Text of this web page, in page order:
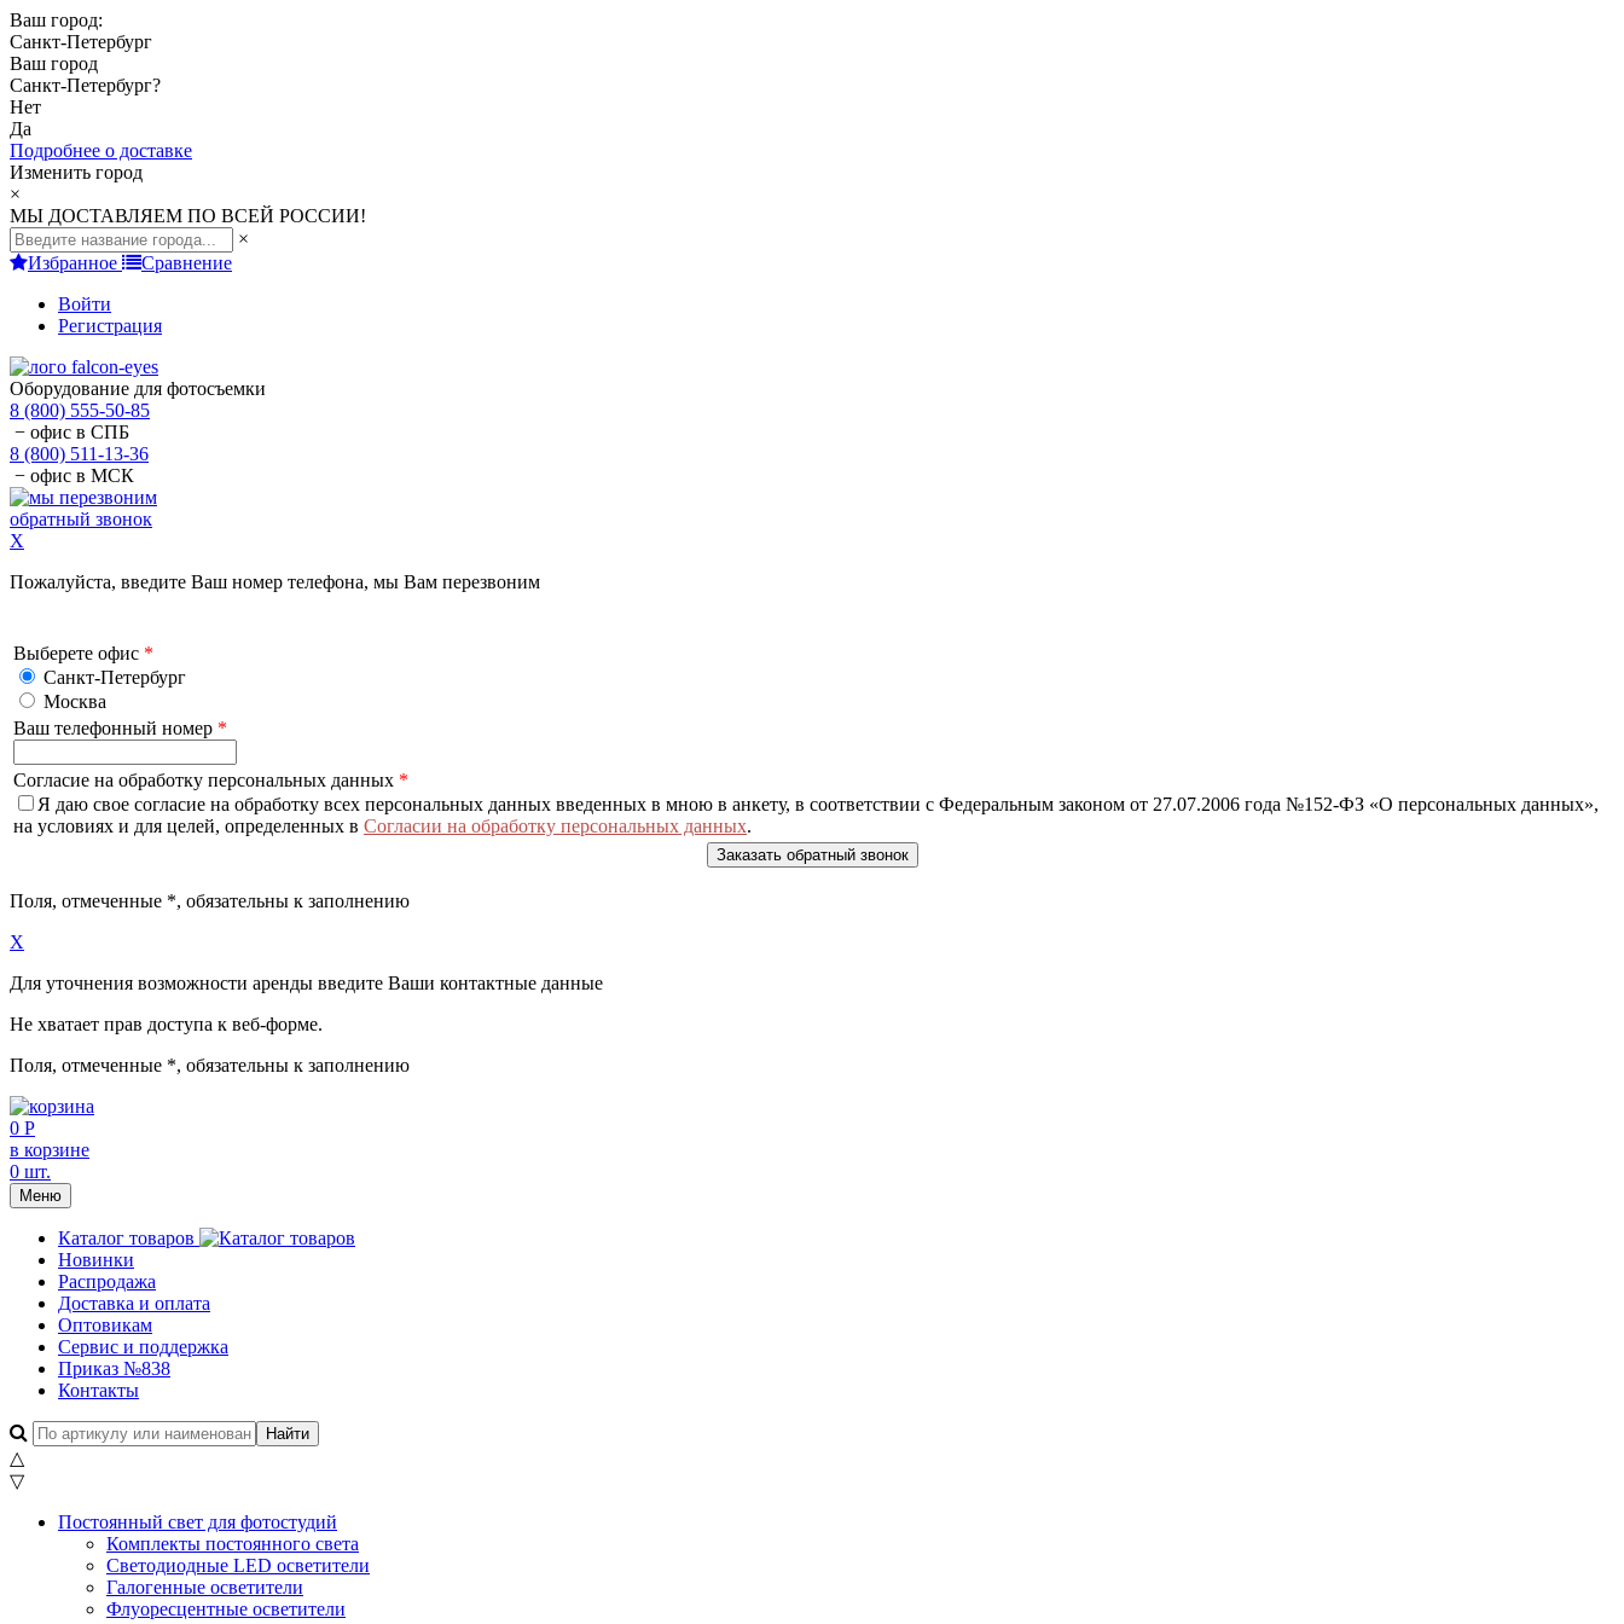
Ваш город:
Санкт-Петербург
Ваш город
Санкт-Петербург?
Нет
Да
Подробнее о доставке
Изменить город
×
МЫ ДОСТАВЛЯЕМ ПО ВСЕЙ РОССИИ!
×
Избранное
Сравнение
Войти
Регистрация
Оборудование для фотосъемки
8 (800) 555-50-85
− офис в СПБ
8 (800) 511-13-36
− офис в МСК
обратный звонок
X
Пожалуйста, введите Ваш номер телефона, мы Вам перезвоним
Выберете офис *
Санкт-Петербург
Москва
Ваш телефонный номер *
Согласие на обработку персональных данных *
Я даю свое согласие на обработку всех персональных данных введенных в мною в анкету, в соответствии с Федеральным законом от 27.07.2006 года №152-ФЗ «О персональных данных»,
на условиях и для целей, определенных в Согласии на обработку персональных данных.
Поля, отмеченные *, обязательны к заполнению
X
Для уточнения возможности аренды введите Ваши контактные данные
Не хватает прав доступа к веб-форме.
Поля, отмеченные *, обязательны к заполнению
0 Р
в корзине
0 шт.
Меню
Каталог товаров
Новинки
Распродажа
Доставка и оплата
Оптовикам
Сервис и поддержка
Приказ №838
Контакты
△
▽
Постоянный свет для фотостудий
Комплекты постоянного света
Светодиодные LED осветители
Галогенные осветители
Флуоресцентные осветители